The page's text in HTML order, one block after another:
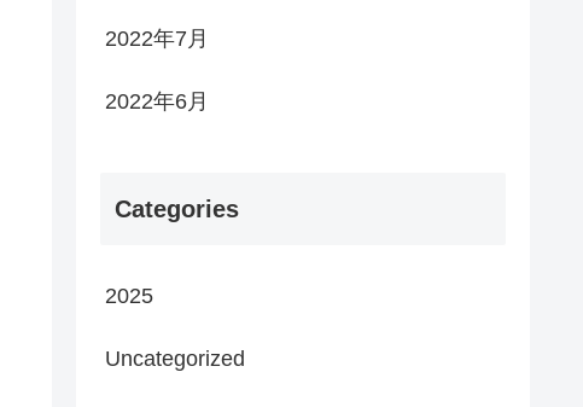
2022年7月
2022年6月
Categories
2025
Uncategorized